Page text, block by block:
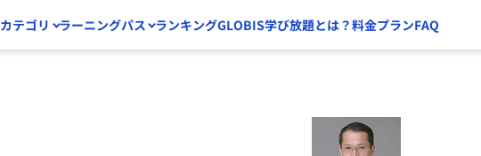
カテゴリ ラーニングパス ランキングGLOBIS学び放題とは？料金プランFAQ